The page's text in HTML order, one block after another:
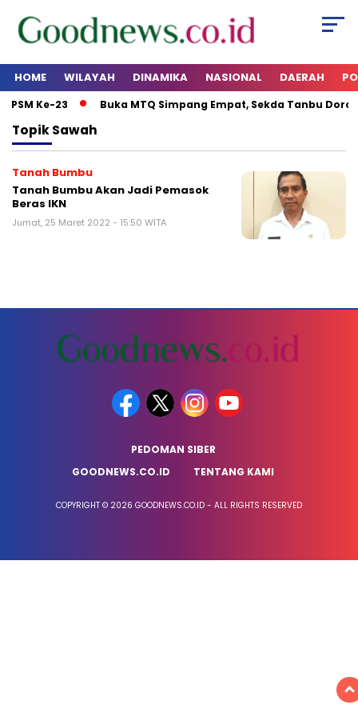
HOME WILAYAH DINAMIKA NASIONAL DAERAH
Ke-23 Buka MTQ Simpang Empat, Sekda Tanbu
TopikSawah
Tanah Bumbu
Tanah Bumbu Akan Jadi Pemasok
Beras IKN
Jumat, 25 Maret 2022 - 15:50 WITA
PEDOMAN SIBER
GOODNEWS.CO.ID
TENTANG KAMI
COPYRIGHT © 2026 GOODNEWS.CO.ID - ALL RIGHTS RESERVED